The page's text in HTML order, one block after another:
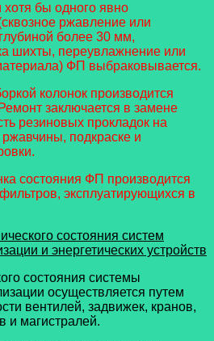
бы одного явно
ржавление или
более 30 мм,
шихты, переувлажнение или
ФП выбраковывается.
колонок производится
заключается в замене
резиновых прокладок на
подкраске и
состояния ФП производится
эксплуатирующихся в
состояния систем
и энергетических устройств
состояния системы
осуществляется путем
вентилей, задвижек, кранов,
и магистралей.